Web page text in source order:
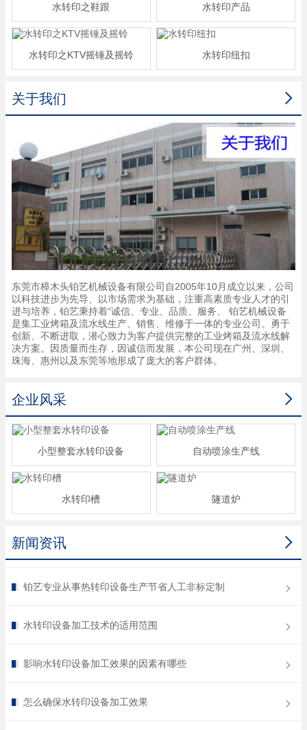
水转印之鞋跟 水转印产品
水转印之KTV摇锤及摇铃 水转印纽扣

关于我们
东莞市樟木头铂艺机械设备有限公司自2005年10月成立以来，公司
以科技进步为先导、以市场需求为基础，注重高素质专业人才的引
进与培养，铂艺秉持着“诚信、专业、品质、服务、 铂艺机械设备
是集工业烤箱及流水线生产、销售、维修于一体的专业公司。勇于
创新、不断进取，潜心致力为客户提供完整的工业烤箱及流水线解
决方案。因质量而生存，因诚信而发展，本公司现在广州、深圳、
珠海、惠州以及东莞等地形成了庞大的客户群体。

企业风采
小型整套水转印设备 自动喷涂生产线
水转印槽 隧道炉

新闻资讯
铂艺专业从事热转印设备生产节省人工非标定制
水转印设备加工技术的适用范围
影响水转印设备加工效果的因素有哪些
怎么确保水转印设备加工效果